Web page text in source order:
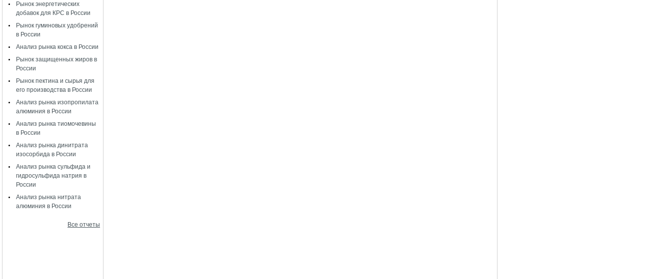
Рынок энергетических
добавок для КРС в России
Рынок гуминовых удобрений
в России
Анализ рынка кокса в России
Рынок защищенных жиров в
России
Рынок пектина и сырья для
его производства в России
Анализ рынка изопропилата
алюминия в России
Анализ рынка тиомочевины
в России
Анализ рынка динитрата
изосорбида в России
Анализ рынка сульфида и
гидросульфида натрия в
России
Анализ рынка нитрата
алюминия в России
Все отчеты